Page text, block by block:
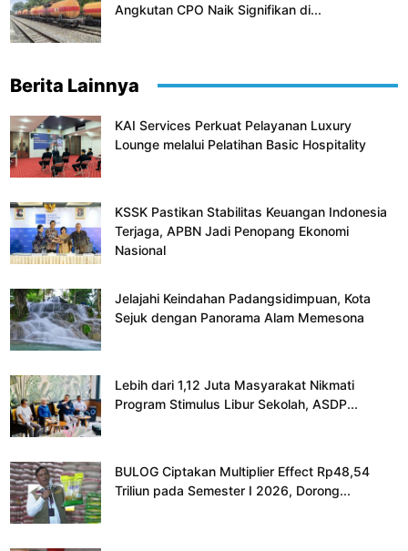
Angkutan CPO Naik Signifikan di...
Berita Lainnya
KAI Services Perkuat Pelayanan Luxury
Lounge melalui Pelatihan Basic Hospitality
KSSK Pastikan Stabilitas Keuangan Indonesia
Terjaga, APBN Jadi Penopang Ekonomi
Nasional
Jelajahi Keindahan Padangsidimpuan, Kota
Sejuk dengan Panorama Alam Memesona
Lebih dari 1,12 Juta Masyarakat Nikmati
Program Stimulus Libur Sekolah, ASDP...
BULOG Ciptakan Multiplier Effect Rp48,54
Triliun pada Semester I 2026, Dorong...